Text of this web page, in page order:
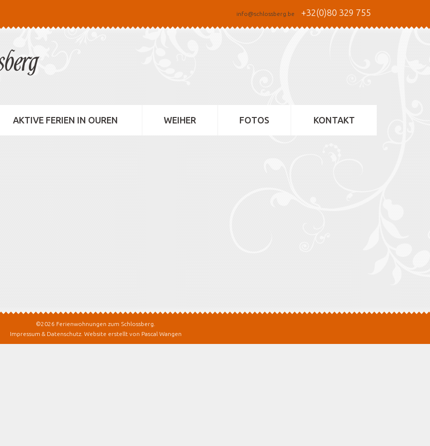
info@schlossberg.be +32(0)80 329 755
AKTIVE FERIEN IN OUREN WEIHER FOTOS KONTAKT
©2026 Ferienwohnungen zum Schlossberg.
Impressum & Datenschutz. Website erstellt von Pascal Wangen